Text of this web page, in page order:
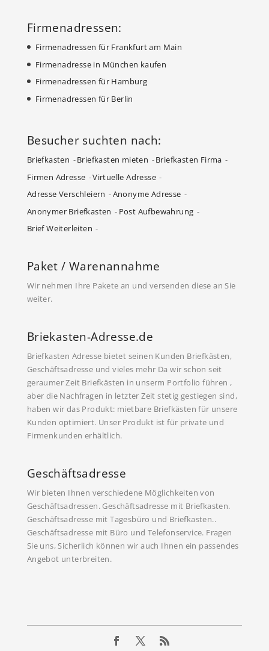
Firmenadressen:
Firmenadressen für Frankfurt am Main
Firmenadresse in München kaufen
Firmenadressen für Hamburg
Firmenadressen für Berlin
Besucher suchten nach:
Briefkasten Briefkasten mieten
Briefkasten Firma
Firmen Adresse
Virtuelle Adresse
Adresse Verschleiern
Anonyme Adresse
Anonymer Briefkasten
Post Aufbewahrung
Brief Weiterleiten
Paket / Warenannahme
Wir nehmen Ihre Pakete an und versenden diese an Sie
weiter.
Briekasten-Adresse.de
Briefkasten Adresse bietet seinen Kunden Briefkästen,
Geschäftsadresse und vieles mehr Da wir schon seit
geraumer Zeit Briefkästen in unserm Portfolio führen ,
aber die Nachfragen in letzter Zeit stetig gestiegen sind,
haben wir das Produkt: mietbare Briefkästen für unsere
Kunden optimiert. Unser Produkt ist für private und
Firmenkunden erhältlich.
Geschäftsadresse
Wir bieten Ihnen verschiedene Möglichkeiten von
Geschäftsadressen. Geschäftsadresse mit Briefkasten.
Geschäftsadresse mit Tagesbüro und Briefkasten..
Geschäftsadresse mit Büro und Telefonservice. Fragen
Sie uns, Sicherlich können wir auch Ihnen ein passendes
Angebot unterbreiten.